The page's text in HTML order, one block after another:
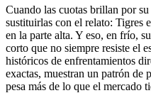
Cuando las cuotas brillan por
sustituirlas con el relato: Tigres
en la parte alta. Y eso, en frío,
corto que no siempre resiste el
históricos de enfrentamientos
exactas, muestran un patrón de
pesa más de lo que el mercado